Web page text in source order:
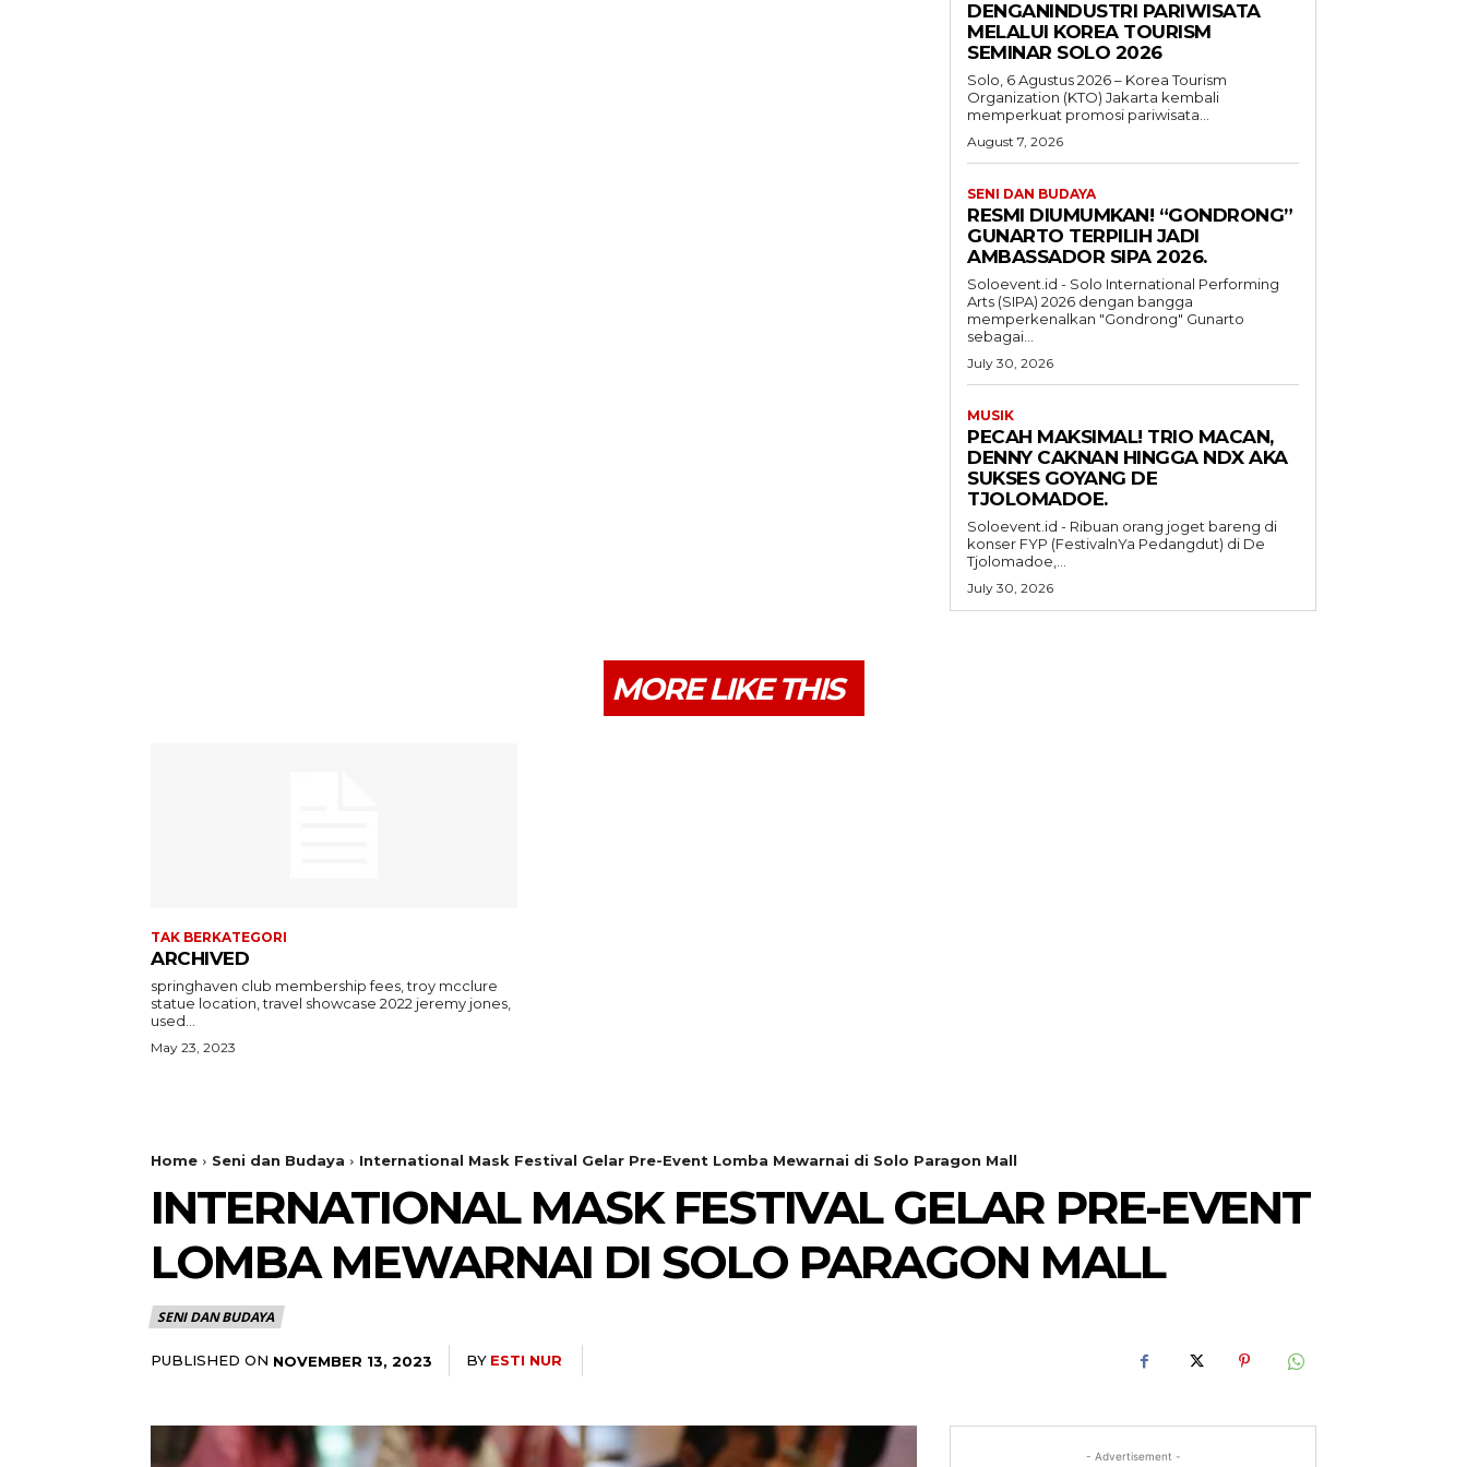
DENGANINDUSTRI PARIWISATA
MELALUI KOREA TOURISM
SEMINAR SOLO 2026
Solo, 6 Agustus 2026 – Korea Tourism
Organization (KTO) Jakarta kembali
memperkuat promosi pariwisata...
August 7, 2026
SENI DAN BUDAYA
RESMI DIUMUMKAN! “GONDRONG”
GUNARTO TERPILIH JADI
AMBASSADOR SIPA 2026.
Soloevent.id - Solo International Performing
Arts (SIPA) 2026 dengan bangga
memperkenalkan "Gondrong" Gunarto
sebagai...
July 30, 2026
MUSIK
PECAH MAKSIMAL! TRIO MACAN,
DENNY CAKNAN HINGGA NDX AKA
SUKSES GOYANG DE
TJOLOMADOE.
Soloevent.id - Ribuan orang joget bareng di
konser FYP (FestivalnYa Pedangdut) di De
Tjolomadoe,...
July 30, 2026
MORE LIKE THIS
TAK BERKATEGORI
ARCHIVED
springhaven club membership fees, troy mcclure
statue location, travel showcase 2022 jeremy jones,
used...
May 23, 2023